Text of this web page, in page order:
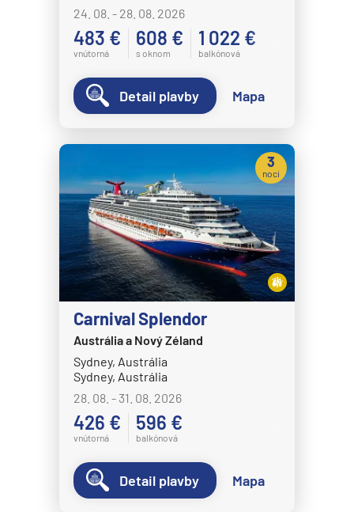
24. 08. - 28. 08. 2026
483 €
vnútorná
608 €
s oknom
1 022 €
balkónová
Detail plavby Mapa
Carnival Splendor
Austrália a Nový Zéland
Sydney, Austrália
Sydney, Austrália
28. 08. - 31. 08. 2026
426 €
vnútorná
596 €
balkónová
3
noci
Detail plavby Mapa